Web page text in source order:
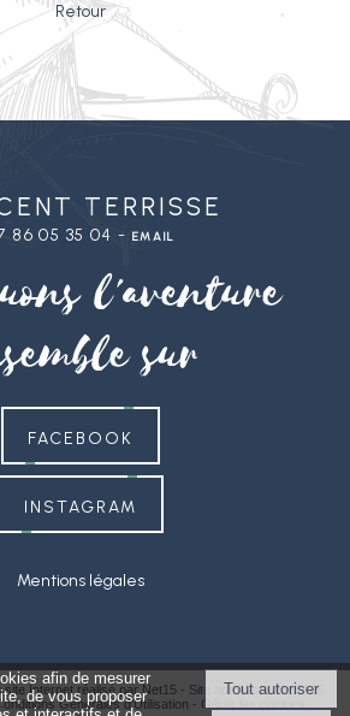
Retour
Terrisse
86 05 35 04 - email
l'aventure
sur
FACEBOOK
INSTAGRAM
Mentions légales
Internet réalisé par Net15- Site administrable CMS
Générales d'Utilisation - Gérer les cookies
afin de mesurer
de vous proposer